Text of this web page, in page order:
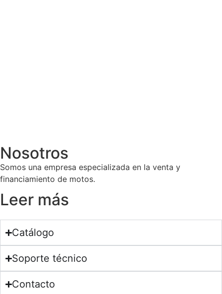
Nosotros
Somos una empresa especializada en la venta y
financiamiento de motos.
Leer más
Catálogo
Soporte técnico
Contacto